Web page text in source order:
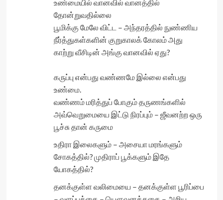
உண்மையில் வானவில் வானத்தில்
தோன்றுவதில்லை
பூமிக்கு மேலே விட்ட – அந்தரத்தில் நுண்ணிய
நீர்த்துகள்களின் குறுகாலக் கோலம் அது
காற்று வீசிடின் அங்கு வானவில் ஏது?
கருப்பு என்பது வண்ணமே இல்லை என்பது
உண்மை.
வண்ணம் மரித்துப் போகும் தருணங்களில்
அவ்வெறுமையை இட்டு நிரப்பும் – ஜீவனற்ற ஒரு
பூச்சு தான் கருமை
உதிரா இலைகளும் – அசையா மரங்களும்
சோகத்தில்? முதிராப் பூக்களும் இதே
யோகத்தில்?
தனக்குள்ள வலிமையை – தனக்குள்ள பூரிப்பை